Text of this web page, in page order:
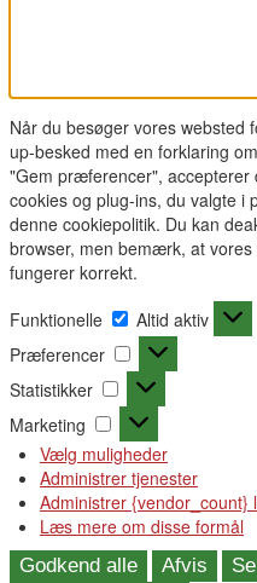
Når du besøger vores websted
up-besked med en forklaring
"Gem præferencer", accepterer
cookies og plug-ins, du valgte i
denne cookiepolitik. Du kan
browser, men bemærk, at
fungerer korrekt.
Funktionelle
Funktionelle
Altid aktiv
Præferencer
Præferencer
Statistikker
Statistikker
Marketing
Marketing
Vælg muligheder
Administrer tjenester
Administrer {vendor_count}
Læs mere om disse formål
Godkend alle Afvis